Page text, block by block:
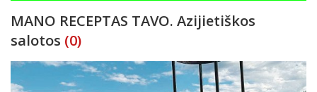
MANO RECEPTAS TAVO. Azijietiškos
salotos (0)